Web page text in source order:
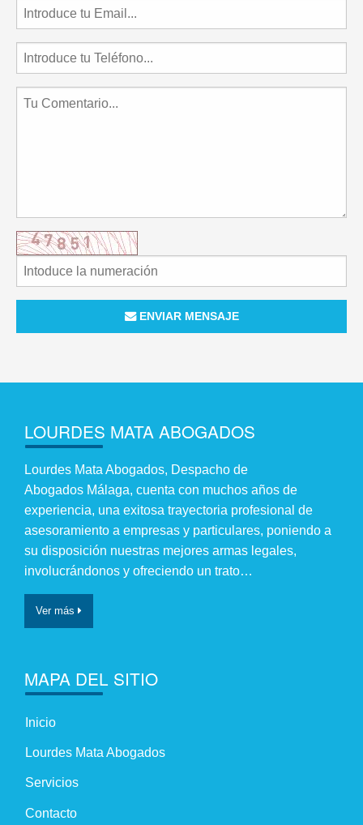
ENVIAR MENSAJE
LOURDES MATA ABOGADOS
Lourdes Mata Abogados, Despacho de
Abogados Málaga, cuenta con muchos años de
experiencia, una exitosa trayectoria profesional de
asesoramiento a empresas y particulares, poniendo a
su disposición nuestras mejores armas legales,
involucrándonos y ofreciendo un trato…
Ver más
MAPA DEL SITIO
Inicio
Lourdes Mata Abogados
Servicios
Contacto